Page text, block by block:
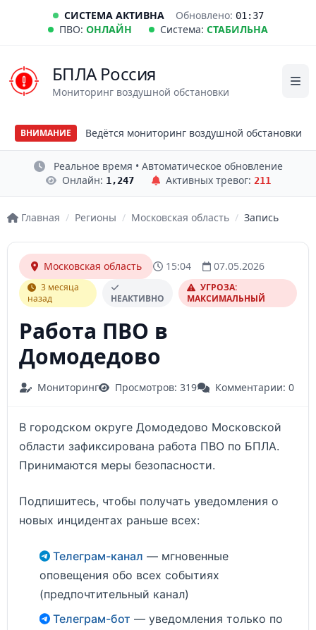
СИСТЕМА АКТИВНА Обновлено: 01:37
ПВО: ОНЛАЙН Система: СТАБИЛЬНА
БПЛА Россия
Мониторинг воздушной обстановки
ВНИМАНИЕ Ведётся мониторинг воздушной обстановки
Реальное время • Автоматическое обновление
Онлайн: 1,247 Активных тревог: 211
Главная / Регионы / Московская область / Запись
Московская область 15:04 07.05.2026
3 месяца
назад
НЕАКТИВНО
УГРОЗА:
МАКСИМАЛЬНЫЙ
Работа ПВО в
Домодедово
Мониторинг Просмотров: 319 Комментарии: 0
В городском округе Домодедово Московской
области зафиксирована работа ПВО по БПЛА.
Принимаются меры безопасности.
Подпишитесь, чтобы получать уведомления о
новых инцидентах раньше всех:
Телеграм-канал — мгновенные
оповещения обо всех событиях
(предпочтительный канал)
Телеграм-бот — уведомления только по